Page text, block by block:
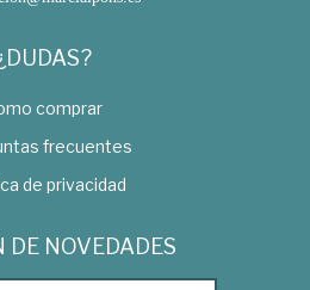
comprar
frecuentes
de privacidad
DE NOVEDADES